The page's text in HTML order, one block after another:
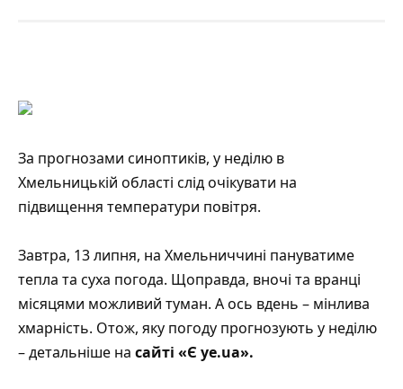
За прогнозами синоптиків, у неділю в
Хмельницькій області слід очікувати на
підвищення температури повітря.
Завтра, 13 липня, на Хмельниччині пануватиме
тепла та суха погода. Щоправда, вночі та вранці
місяцями можливий туман. А ось вдень – мінлива
хмарність. Отож, яку погоду прогнозують у неділю
– детальніше на сайті «Є ye.ua».